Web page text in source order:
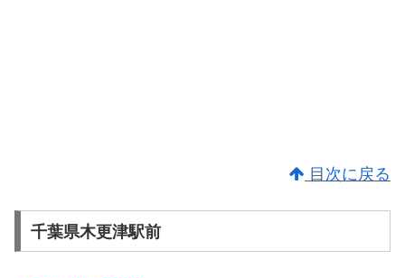
目次に戻る
千葉県木更津駅前